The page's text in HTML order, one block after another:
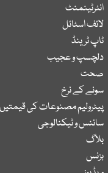
انٹرٹینمنٹ
لائف اسٹائل
ٹاپ ٹرینڈ
دلچسپ و عجیب
صحت
سونے کے نرخ
پیٹرولیم مصنوعات کی قیمتیں
سائنس و ٹیکنالوجی
بلاگ
بزنس